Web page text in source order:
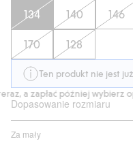
134 140 146
170 128
Ten produkt nie jest
a zapłać później wybierz
Dopasowanie rozmiaru
Za mały
na